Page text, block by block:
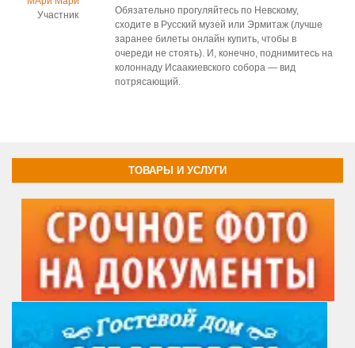
Участник
Обязательно прогуляйтесь по Невскому,
сходите в Русский музей или Эрмитаж (лучше
заранее билеты онлайн купить, чтобы в
очереди не стоять). И, конечно, поднимитесь на
колоннаду Исаакиевского собора — вид
потрясающий.
ТОВАРЫ И УСЛУГИ